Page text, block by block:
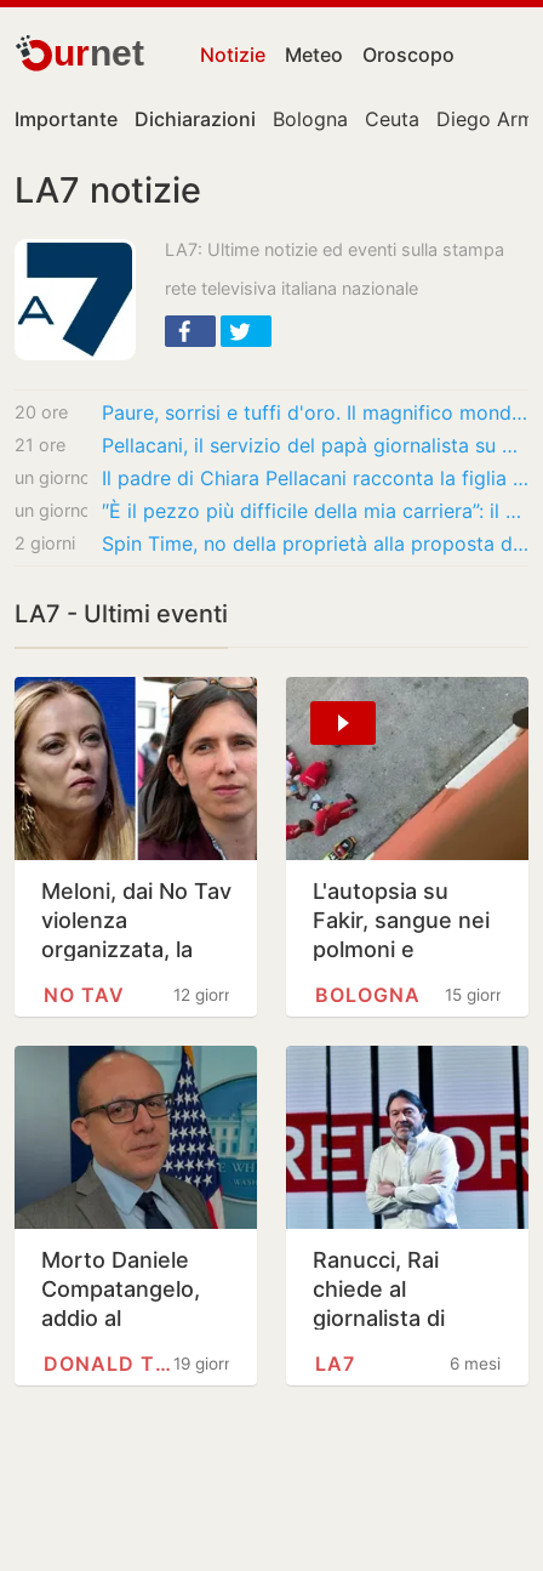
urnet Notizie Meteo Oroscopo
Importante Dichiarazioni Bologna Ceuta Diego
LA7 notizie
LA7: Ultime notizie ed eventi sulla stampa
rete televisiva italiana nazionale
20 ore Paure, sorrisi e tuffi d'oro. Il magnifico mondo di Chiara Pellacani
21 ore Pellacani, il servizio del papà giornalista su LA7 dopo i 5 ori agli Europei: “Il pezzo…
un giorno Il padre di Chiara Pellacani racconta la figlia al tg e fa piangere tutti: “Oggi tocca a…
un giorno ″È il pezzo più difficile della mia carriera”: il commovente servizio del giornalista…
2 giorni Spin Time, no della proprietà alla proposta del Campidoglio
LA7 - Ultimi eventi
Meloni, dai No Tav
violenza
organizzata, la
faccia il massimo
12 giorni
NO TAV
L'autopsia su
Fakir, sangue nei
polmoni e
La difesa degli
azione…
15 giorni
BOLOGNA
Morto Daniele
Compatangelo,
addio al
dagli Usa di La719 giorni
DONALD TRUMP
Ranucci, Rai
chiede al
giornalista di
le sue presenze a
6 mesi
LA7